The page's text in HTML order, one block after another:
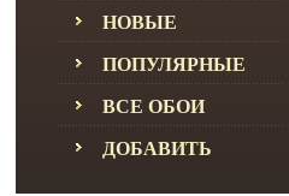
НОВЫЕ
ПОПУЛЯРНЫЕ
ВСЕ ОБОИ
ДОБАВИТЬ